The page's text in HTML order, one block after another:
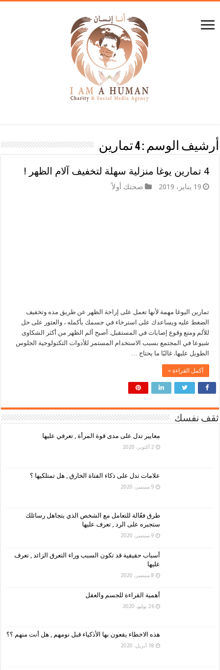
أرشيف الوسم :4 تمارين
4 تمارين يوغا منزلية سهلة لتخفيف آلام الظهر !
19 يناير، 2019 صحتك أولاً
تمارين اليوغا مهمة لأنها تعمل على إراحة الظهر عن طريق مده وتخفيف
الضغط عليه ويساعدك على استرخاء في جسمك بأكمله ، والعثور على حل
للألم ومنع وقوع إصابات في المستقبل. أصبح ألم الظهر من أكثر الشكاوى
شيوعا في المجتمع بسبب الاستخدام المستمر للأدوات التكنولوجية الجلوس
الطويل عليها. غالبًا ما يحتاج …
أكمل القراءة »
ثقف نفسك
معايير تدل على مدى قوة المرأة , تعرفي عليها
2 أكتوبر، 2020
علامات تدل على ذكاء الفتاة الخارق , هل تمتلكيها ؟
9 سبتمبر، 2020
طرق فعّالة للتعامل مع الشخص الذي يتجاهل رسائلك
ستجبره على الرد , تعرف عليها
9 سبتمبر، 2020
أسباب حقيقية قد تكون السبب وراء التعرق الزائد , تعرف
عليها
8 سبتمبر، 2020
أهمية القراءة للجسم والعقل
26 يوليو، 2020
هذه الاخطاء يقعون بها الأذكياء قبل نومهم , هل أنت منهم ؟؟
18 أبريل، 2020